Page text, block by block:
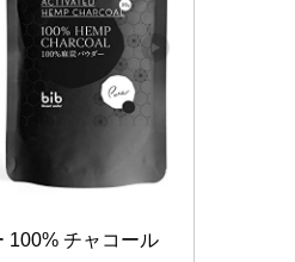
100% チャコール